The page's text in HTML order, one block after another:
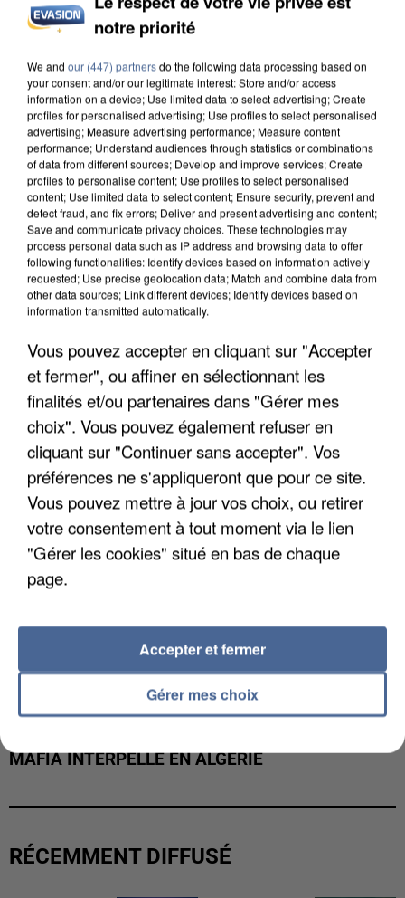
INCENDIES : L’ÎLE-DE-FRANCE LANCE UN ÉLAN
DE SOLIDARITÉ AVEC LES...
APRÈS TOUTES CES CANICULES, LES REFUGES
DE FAUNE SAUVAGE SONT...
MAFIA INTERPELLÉ EN ALGÉRIE
RÉCEMMENT DIFFUSÉ
notre priorité
We and our (447) partnersdo the following data processing based on
your consent and/or our legitimate interest: Store and/or access
information on a device; Use limited data to select advertising; Create
profiles for personalised advertising; Use profiles to select personalised
advertising; Measure advertising performance; Measure content
performance; Understand audiences through statistics or combinations
of data from different sources; Develop and improve services; Create
profiles to personalise content; Use profiles to select personalised
content; Use limited data to select content; Ensure security, prevent and
detect fraud, and fix errors; Deliver and present advertising and content;
Save and communicate privacy choices. These technologies may
process personal data such as IP address and browsing data to offer
following functionalities: Identify devices based on information actively
requested; Use precise geolocation data; Match and combine data from
other data sources; Link different devices; Identify devices based on
information transmitted automatically.
Vous pouvez accepter en cliquant sur "Accepter
et fermer", ou affiner en sélectionnant les
finalités et/ou partenaires dans "Gérer mes
choix". Vous pouvez également refuser en
cliquant sur "Continuer sans accepter". Vos
préférences ne s'appliqueront que pour ce site.
Vous pouvez mettre à jour vos choix, ou retirer
votre consentement à tout moment via le lien
"Gérer les cookies" situé en bas de chaque
page.
Gérer mes choix
Accepter et fermer